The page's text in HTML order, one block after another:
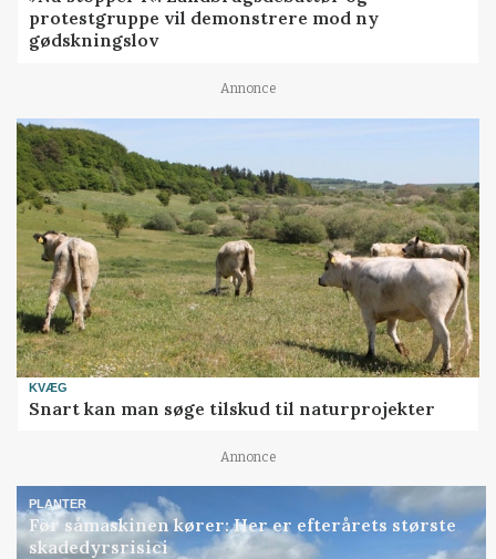
protestgruppe vil demonstrere mod ny
gødskningslov
Annonce
KVÆG
Snart kan man søge tilskud til naturprojekter
Annonce
PLANTER
Før såmaskinen kører: Her er efterårets største
skadedyrsrisici